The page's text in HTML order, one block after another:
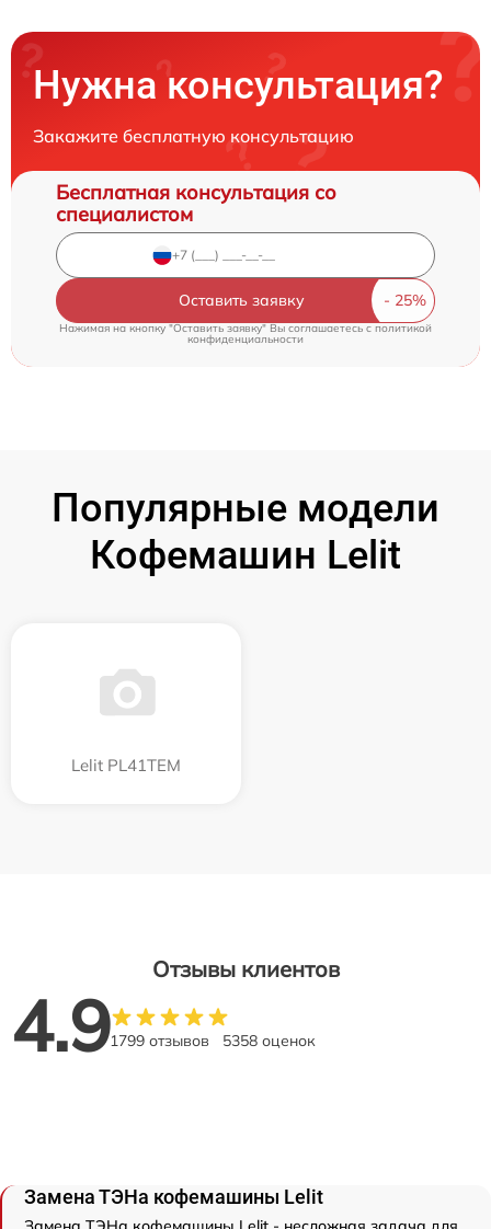
Нужна консультация?
Закажите бесплатную консультацию
Бесплатная консультация со
специалистом
Оставить заявку
Нажимая на кнопку "Оставить заявку" Вы соглашаетесь cполитикой
конфиденциальности
Популярные модели
Кофемашин Lelit
Lelit PL41TEM
Отзывы клиентов
4.91799 отзывов 5358 оценок
Замена ТЭНа кофемашины Lelit